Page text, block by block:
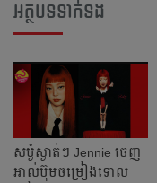
អត្ថបទទាក់ទង
សម្ងំស្ងាត់ៗ Jennie ចេញ
អាល់ប៊ុមចម្រៀងទោល